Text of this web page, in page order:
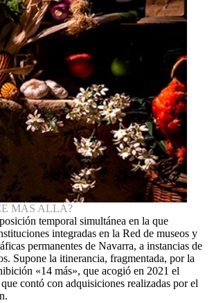
MÁS ALLÁ?
temporal simultánea en la que
integradas en la Red de museos y
permanentes de Navarra, a instancias de
Supone la itinerancia, fragmentada, por la
«14 más», que acogió en 2021 el
contó con adquisiciones realizadas por el